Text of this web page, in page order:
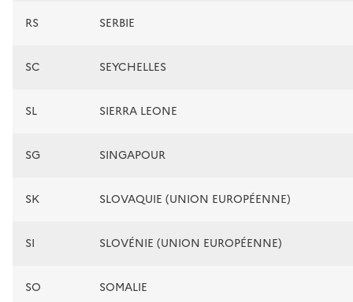
RS SERBIE
SC SEYCHELLES
SL SIERRA LEONE
SG SINGAPOUR
SK SLOVAQUIE (UNION EUROPÉENNE)
SI SLOVÉNIE (UNION EUROPÉENNE)
SO SOMALIE